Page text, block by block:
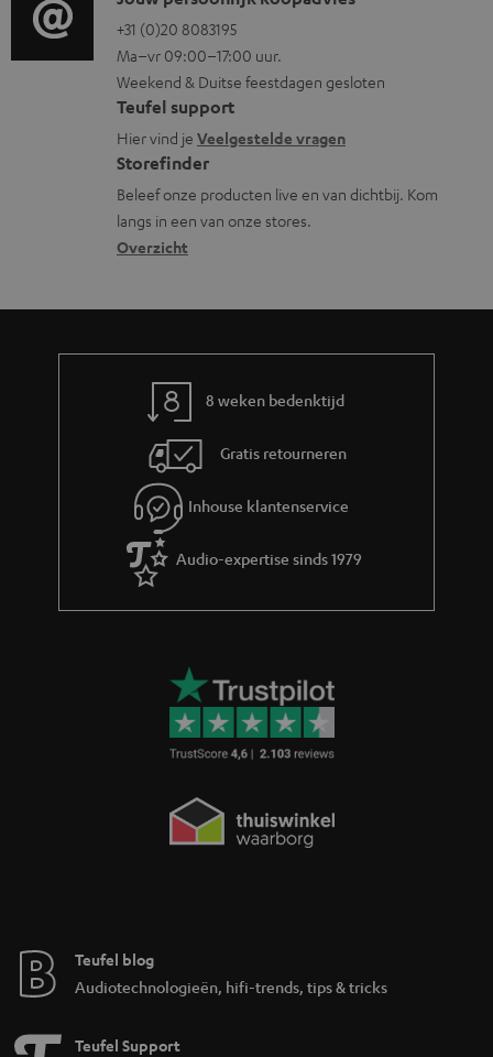
r
m
a
t
i
e
i
n
f
o
r
m
a
o
g
l
o
s
s
a
r
o
n
t
a
c
t
i
n
r
+31 (0)20 8083195
Ma–vr 09:00–17:00 uur.
Weekend & Duitse feestdagen gesloten
Teufel support
Hier vind je Veelgestelde vragen
Storefinder
Beleef onze producten live en van dichtbij. Kom
langs in een van onze stores.
Overzicht
8 weken bedenktijd
Gratis retourneren
Inhouse klantenservice
Audio-expertise sinds 1979
Teufel blog
Audiotechnologieën, hifi-trends, tips & tricks
Teufel Support